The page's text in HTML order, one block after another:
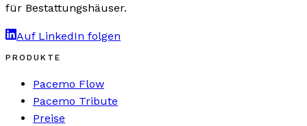
für Bestattungshäuser.
Auf LinkedIn folgen
PRODUKTE
Pacemo Flow
Pacemo Tribute
Preise